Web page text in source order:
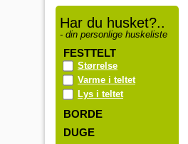
Har du husket?..
- din personlige huskeliste
FESTTELT
Størrelse
Varme i teltet
Lys i teltet
BORDE
DUGE